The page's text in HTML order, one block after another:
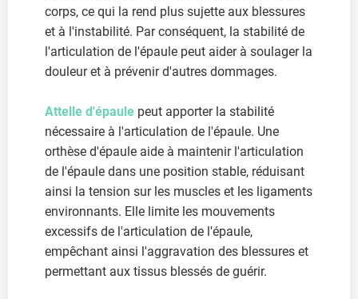
corps, ce qui la rend plus sujette aux blessures
et à l'instabilité. Par conséquent, la stabilité de
l'articulation de l'épaule peut aider à soulager la
douleur et à prévenir d'autres dommages.
Attelle d'épaule peut apporter la stabilité
nécessaire à l'articulation de l'épaule. Une
orthèse d'épaule aide à maintenir l'articulation
de l'épaule dans une position stable, réduisant
ainsi la tension sur les muscles et les ligaments
environnants. Elle limite les mouvements
excessifs de l'articulation de l'épaule,
empêchant ainsi l'aggravation des blessures et
permettant aux tissus blessés de guérir.